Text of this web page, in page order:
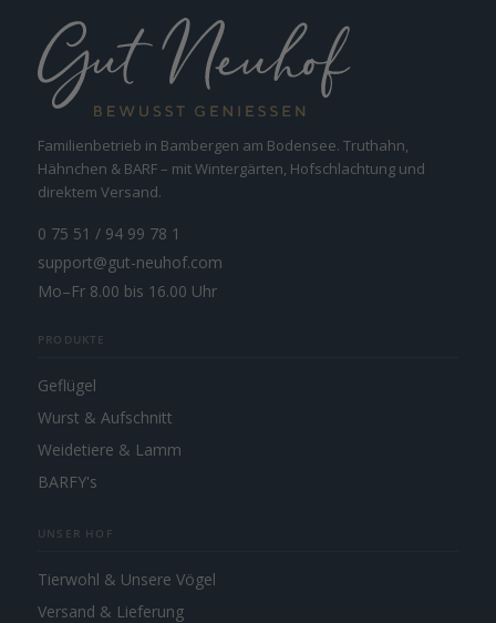
Familienbetrieb in Bambergen am Bodensee. Truthahn,
Hähnchen & BARF – mit Wintergärten, Hofschlachtung und
direktem Versand.
0 75 51 / 94 99 78 1
support@gut-neuhof.com
Mo–Fr 8.00 bis 16.00 Uhr
PRODUKTE
Geflügel
Wurst & Aufschnitt
Weidetiere & Lamm
BARFY's
UNSER HOF
Tierwohl & Unsere Vögel
Versand & Lieferung